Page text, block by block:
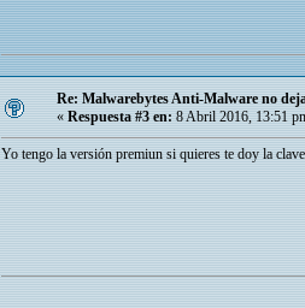
Re: Malwarebytes Anti-Malware no
« Respuesta #3 en: 8 Abril 2016, 13:51
Yo tengo la versión premiun si quieres te doy la